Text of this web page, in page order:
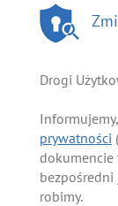
Drogi
prywatności
dokumencie
robimy.